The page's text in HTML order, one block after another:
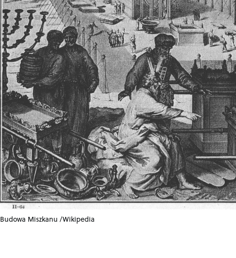
Budowa Miszkanu /Wikipedia